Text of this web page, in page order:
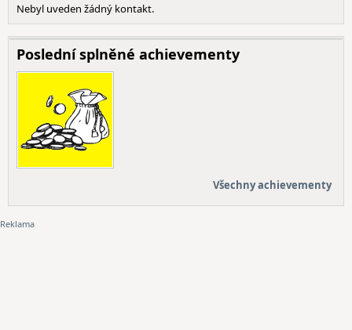
Nebyl uveden žádný kontakt.
Poslední splněné achievementy
Všechny achievementy